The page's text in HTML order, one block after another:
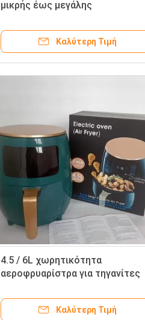
μικρής έως μεγάλης
εξατομικευμένα στρώματα
σιλικόνης
Καλύτερη Τιμή
4.5 / 6L χωρητικότητα
αεροφρυαρίστρα για τηγανίτες
έλεγχο
Καλύτερη Τιμή